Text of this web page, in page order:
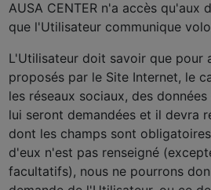
AUSA CENTER n'a accès qu'aux
que l'Utilisateur communique
L'Utilisateur doit savoir que pour
proposés par le Site Internet, le
les réseaux sociaux, des
lui seront demandées et il devra
dont les champs sont
d'eux n'est pas renseigné
facultatifs), nous ne pourrons